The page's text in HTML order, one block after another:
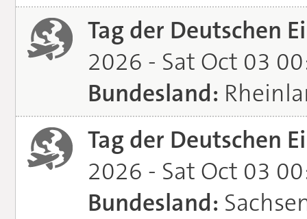
Tag der Deutschen
2026 - Sat Oct 03
Bundesland:
Tag der Deutschen
2026 - Sat Oct 03
Bundesland: